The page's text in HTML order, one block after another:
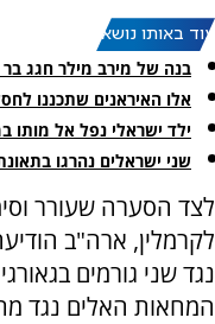
עוד באותו נושא:
בנה של מירב מילר חגג בר
אלו האיראנים שתכננו
ילד ישראלי נפל אל מותו
שני ישראלים נהרגו
לצד הסערה שעורר
לקרמלין, ארה"ב
נגד שני גורמים
המחאות האלים נגד